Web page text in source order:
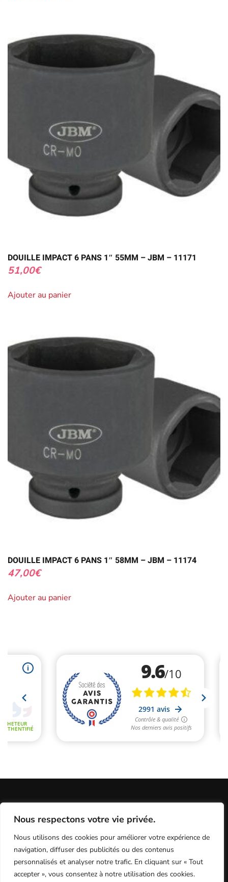
Nous respectons votre vie privée.
Nous utilisons des cookies pour améliorer votre expérience de
navigation, diffuser des publicités ou des contenus
personnalisés et analyser notre trafic. En cliquant sur « Tout
accepter », vous consentez à notre utilisation des cookies.
DOUILLE IMPACT 6 PANS 1″ 55MM – JBM – 11171
51,00€
Ajouter au panier
DOUILLE IMPACT 6 PANS 1″ 58MM – JBM – 11174
47,00€
Ajouter au panier
Informations Légales
Conditions Générales de Vente
Politique de Confidentialité / Cookies / RGP
Programme fidélité
Contact